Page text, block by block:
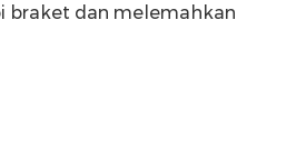
braket dan melemahkan